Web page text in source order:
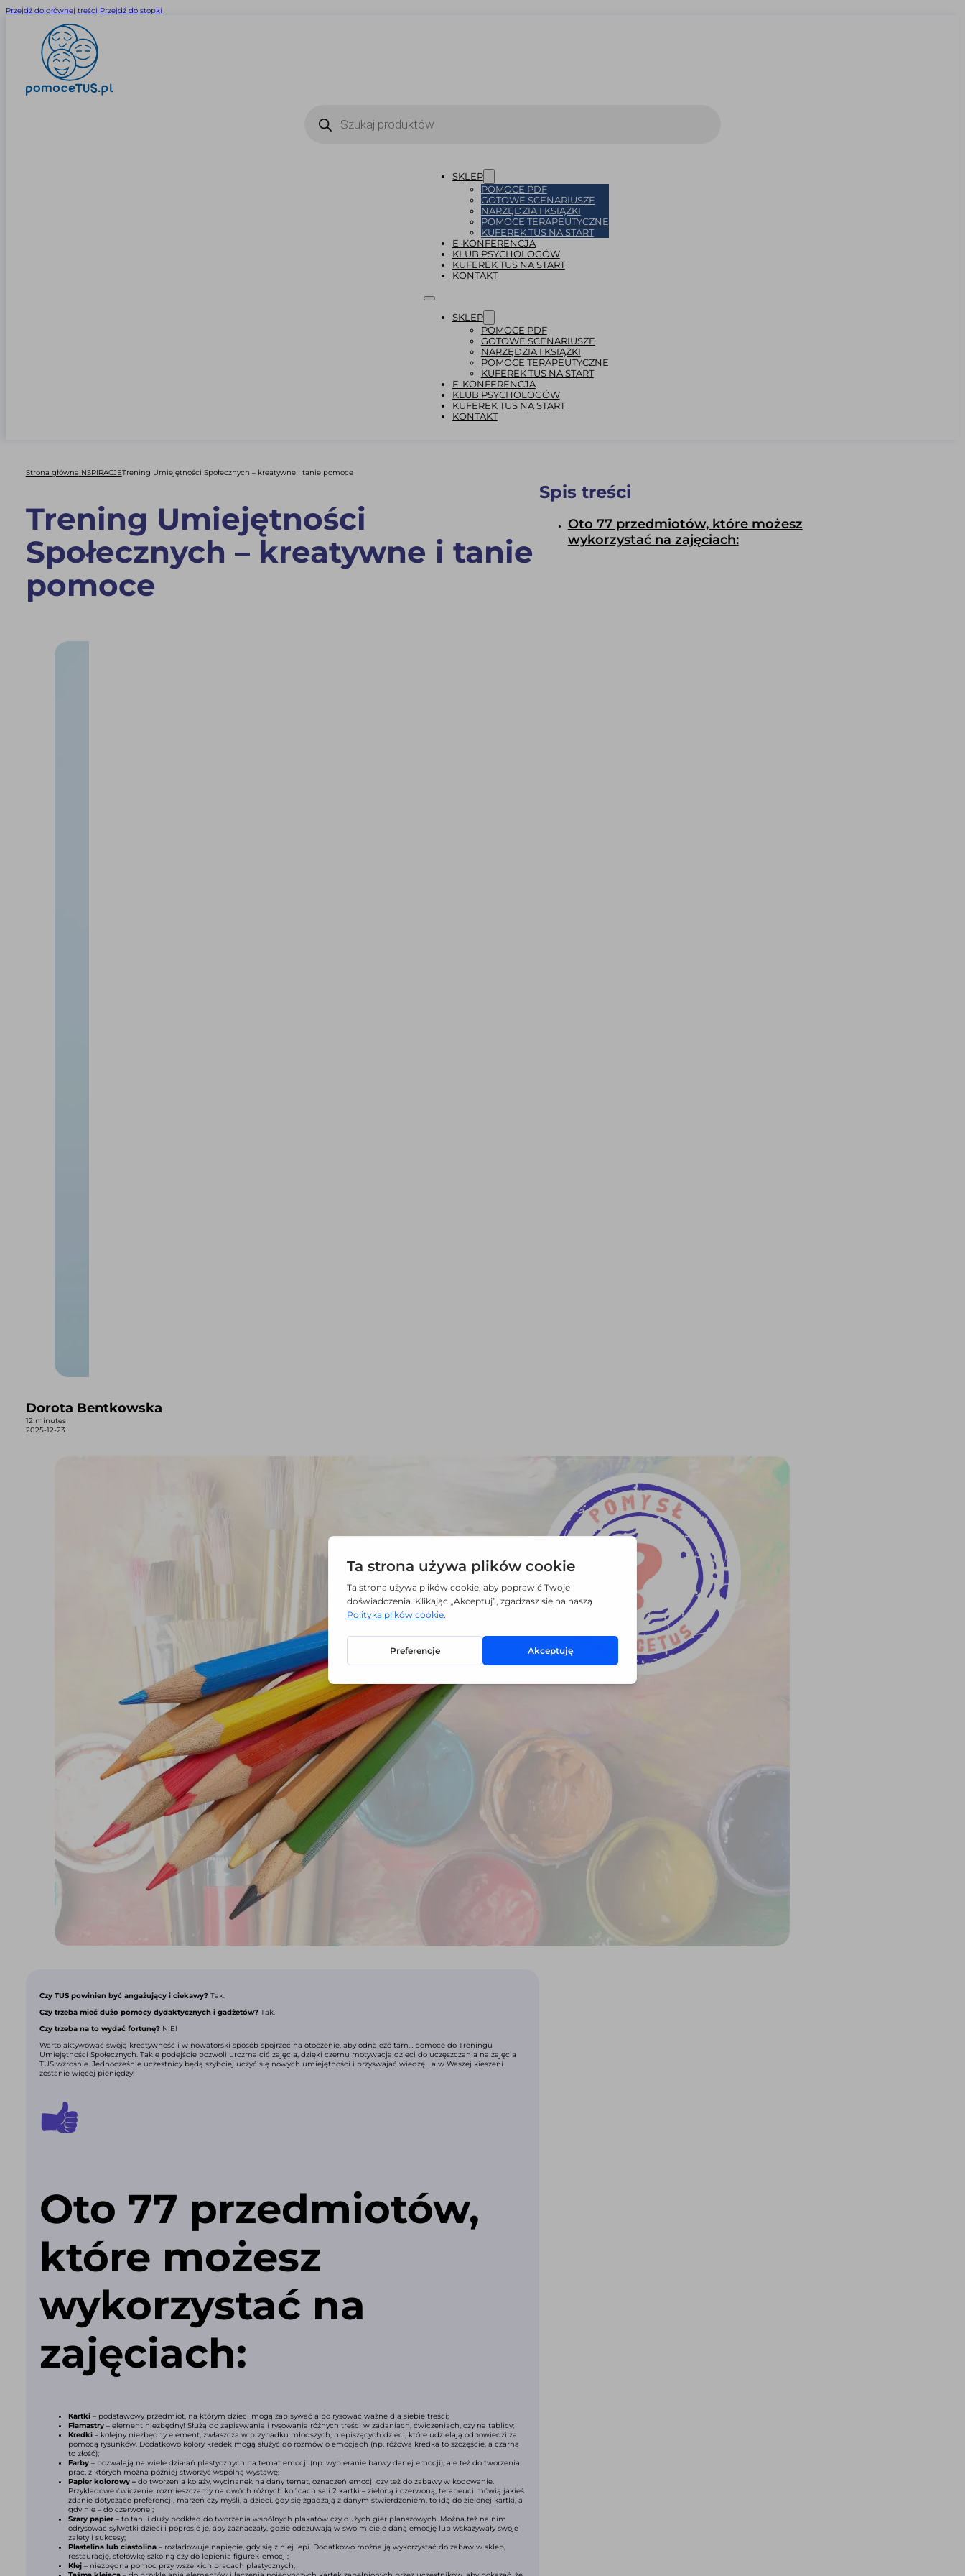
Przejdź do głównej treści Przejdź do stopki
SKLEP
POMOCE PDF
GOTOWE SCENARIUSZE
NARZĘDZIA I KSIĄŻKI
POMOCE TERAPEUTYCZNE
KUFEREK TUS NA START
E-KONFERENCJA
KLUB PSYCHOLOGÓW
KUFEREK TUS NA START
KONTAKT
SKLEP
POMOCE PDF
GOTOWE SCENARIUSZE
NARZĘDZIA I KSIĄŻKI
POMOCE TERAPEUTYCZNE
KUFEREK TUS NA START
E-KONFERENCJA
KLUB PSYCHOLOGÓW
KUFEREK TUS NA START
KONTAKT
Strona głównaINSPIRACJETrening Umiejętności Społecznych – kreatywne i tanie pomoce
Trening Umiejętności
Społecznych – kreatywne i tanie
pomoce
Dorota Bentkowska
12 minutes
2025-12-23
Czy TUS powinien być angażujący i ciekawy? Tak.
Czy trzeba mieć dużo pomocy dydaktycznych i gadżetów? Tak.
Czy trzeba na to wydać fortunę? NIE!
Warto aktywować swoją kreatywność i w nowatorski sposób spojrzeć na otoczenie, aby odnaleźć tam… pomoce do Treningu
Umiejętności Społecznych. Takie podejście pozwoli urozmaicić zajęcia, dzięki czemu motywacja dzieci do uczęszczania na zajęcia
TUS wzrośnie. Jednocześnie uczestnicy będą szybciej uczyć się nowych umiejętności i przyswajać wiedzę… a w Waszej kieszeni
zostanie więcej pieniędzy!
Oto 77 przedmiotów,
które możesz
wykorzystać na
zajęciach:
Kartki– podstawowy przedmiot, na którym dzieci mogą zapisywać albo rysować ważne dla siebie treści;
Flamastry– element niezbędny! Służą do zapisywania i rysowania różnych treści w zadaniach, ćwiczeniach, czy na tablicy;
Kredki– kolejny niezbędny element, zwłaszcza w przypadku młodszych, niepiszących dzieci, które udzielają odpowiedzi za
pomocą rysunków. Dodatkowo kolory kredek mogą służyć do rozmów o emocjach (np. różowa kredka to szczęście, a czarna
to złość);
Farby– pozwalają na wiele działań plastycznych na temat emocji (np. wybieranie barwy danej emocji), ale też do tworzenia
prac, z których można później stworzyć wspólną wystawę;
Papier kolorowy –do tworzenia kolaży, wycinanek na dany temat, oznaczeń emocji czy też do zabawy w kodowanie.
Przykładowe ćwiczenie: rozmieszczamy na dwóch różnych końcach sali 2 kartki – zieloną i czerwoną, terapeuci mówią jakieś
zdanie dotyczące preferencji, marzeń czy myśli, a dzieci, gdy się zgadzają z danym stwierdzeniem, to idą do zielonej kartki, a
gdy nie – do czerwonej;
Szary papier– to tani i duży podkład do tworzenia wspólnych plakatów czy dużych gier planszowych. Można też na nim
odrysować sylwetki dzieci i poprosić je, aby zaznaczały, gdzie odczuwają w swoim ciele daną emocję lub wskazywały swoje
zalety i sukcesy;
Plastelina lub ciastolina– rozładowuje napięcie, gdy się z niej lepi. Dodatkowo można ją wykorzystać do zabaw w sklep,
restaurację, stołówkę szkolną czy do lepienia figurek-emocji;
Klej– niezbędna pomoc przy wszelkich pracach plastycznych;
Spis treści
Oto 77 przedmiotów, które możesz
wykorzystać na zajęciach: